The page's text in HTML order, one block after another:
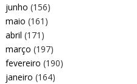
junho (156)
maio (161)
abril (171)
março (197)
fevereiro (190)
janeiro (164)